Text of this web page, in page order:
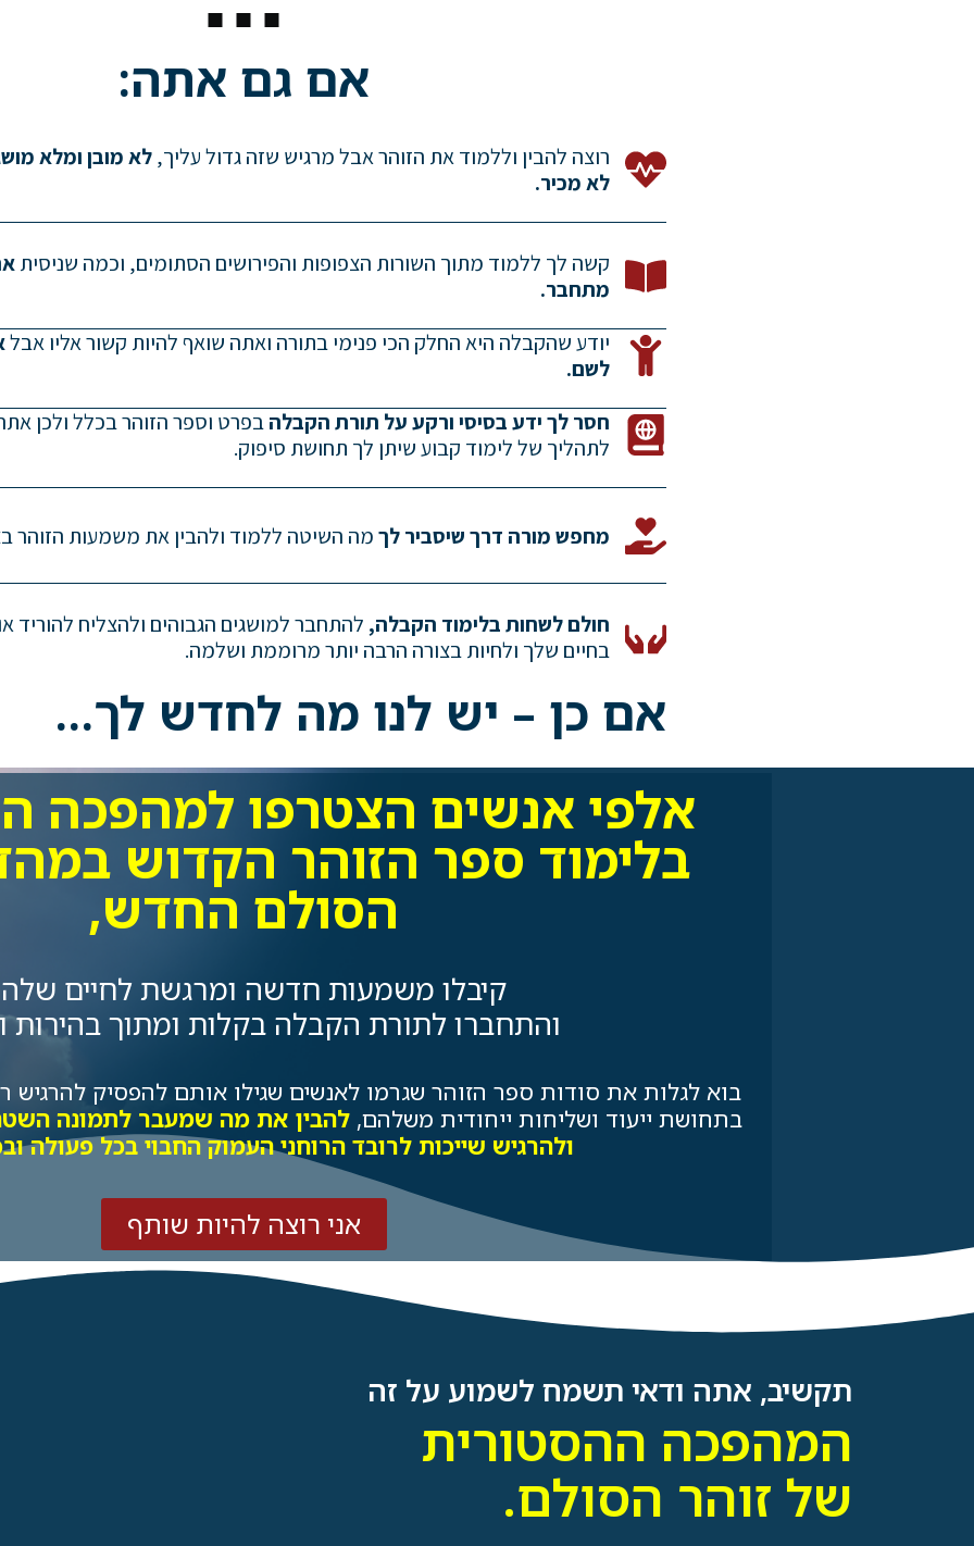
אם גם אתה:
רוצה להבין וללמוד את הזוהר אבל מרגיש שזה גדול עליך,לא מובן ומלא
לא מכיר.
קשה לך ללמוד מתוך השורות הצפופות והפירושים הסתומים, וכמה שניסית
מתחבר.
יודע שהקבלה היא החלק הכי פנימי בתורה ואתה שואף להיות קשור אליו אבל
לשם.
חסר לך ידע בסיסי ורקע על תורת הקבלהבפרט וספר הזוהר בכלל ולכן
לתהליך של לימוד קבוע שיתן לך תחושת סיפוק.
מחפש מורה דרך שיסביר לךמה השיטה ללמוד ולהבין את משמעות הזוהר
חולם לשחות בלימוד הקבלה, להתחבר למושגים הגבוהים ולהצליח
בחיים שלך ולחיות בצורה הרבה יותר מרוממת ושלמה.
אם כן – יש לנו מה לחדש לך…
אלפי אנשים הצטרפו למהפכה
בלימוד ספר הזוהר הקדוש
הסולם החדש,
קיבלו משמעות חדשה ומרגשת לחיים
והתחברו לתורת הקבלה בקלות ומתוך בהירות
בוא לגלות את סודות ספר הזוהר שגרמו לאנשים שגילו אותם להפסיק להרגיש
בתחושת ייעוד ושליחות ייחודית משלהם, להבין את מה שמעבר לתמונה
ולהרגיש שייכות לרובד הרוחני העמוק החבוי בכל פעולה
אני רוצה להיות שותף
תקשיב, אתה ודאי תשמח לשמוע על זה
המהפכה ההסטורית
של זוהר הסולם.